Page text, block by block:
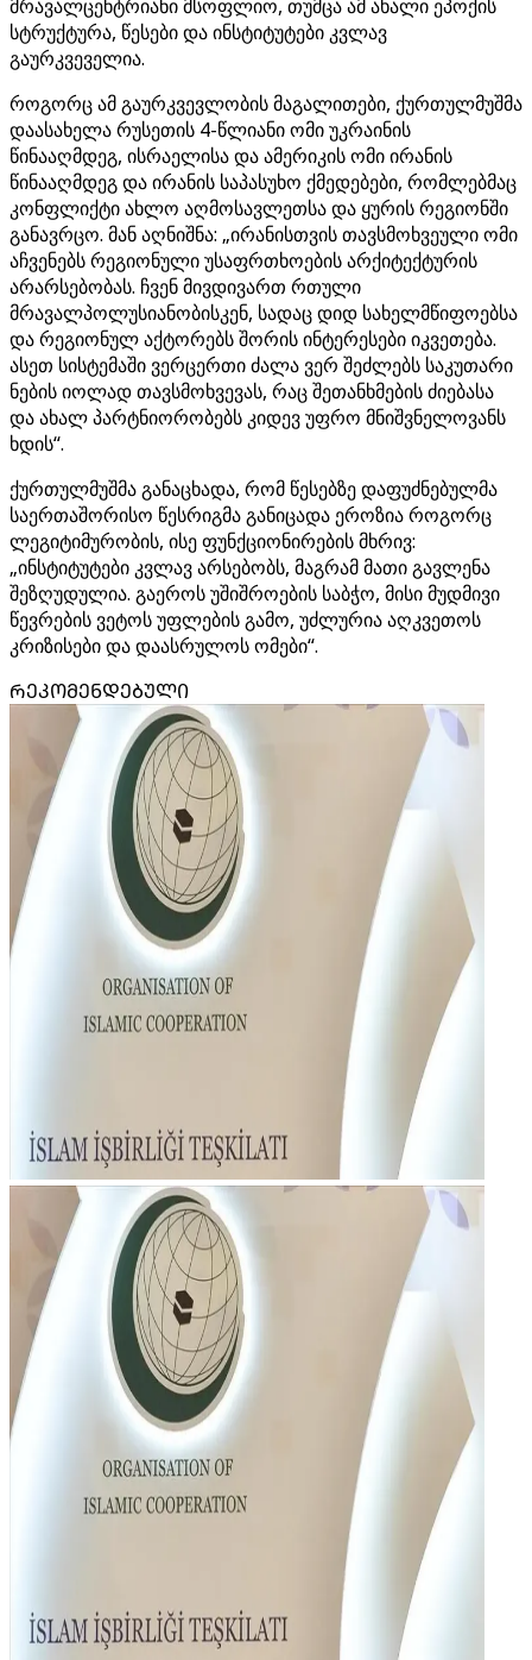
მრავალცენტრიანი მსოფლიო, თუმცა ამ ახალი ეპოქის
სტრუქტურა, წესები და ინსტიტუტები კვლავ
გაურკვეველია.
როგორც ამ გაურკვევლობის მაგალითები, ქურთულმუშმა
დაასახელა რუსეთის 4-წლიანი ომი უკრაინის
წინააღმდეგ, ისრაელისა და ამერიკის ომი ირანის
წინააღმდეგ და ირანის საპასუხო ქმედებები, რომლებმაც
კონფლიქტი ახლო აღმოსავლეთსა და ყურის რეგიონში
განავრცო. მან აღნიშნა: „ირანისთვის თავსმოხვეული ომი
აჩვენებს რეგიონული უსაფრთხოების არქიტექტურის
არარსებობას. ჩვენ მივდივართ რთული
მრავალპოლუსიანობისკენ, სადაც დიდ სახელმწიფოებსა
და რეგიონულ აქტორებს შორის ინტერესები იკვეთება.
ასეთ სისტემაში ვერცერთი ძალა ვერ შეძლებს საკუთარი
ნების იოლად თავსმოხვევას, რაც შეთანხმების ძიებასა
და ახალ პარტნიორობებს კიდევ უფრო მნიშვნელოვანს
ხდის“.
ქურთულმუშმა განაცხადა, რომ წესებზე დაფუძნებულმა
საერთაშორისო წესრიგმა განიცადა ეროზია როგორც
ლეგიტიმურობის, ისე ფუნქციონირების მხრივ:
„ინსტიტუტები კვლავ არსებობს, მაგრამ მათი გავლენა
შეზღუდულია. გაეროს უშიშროების საბჭო, მისი მუდმივი
წევრების ვეტოს უფლების გამო, უძლურია აღკვეთოს
კრიზისები და დაასრულოს ომები“.
ᲠᲔᲙᲝᲛᲔᲜᲓᲔᲑᲣᲚᲘ